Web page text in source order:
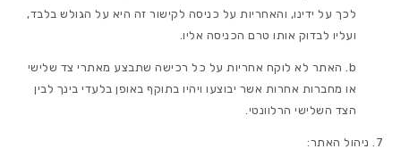
לכך על ידינו, והאחריות על כניסה לקישור זה היא על הגולש בלבד,
ועליו לבדוק אותו טרם הכניסה אליו.
האתר לא לוקח אחריות על כל רכישה שתבצע מאתרי צד שלישי
או מחברות אחרות אשר יבוצעו ויהיו בתוקף באופן בלעדי בינך לבין
הצד השלישי הרלוונטי.
ניהול האתר: